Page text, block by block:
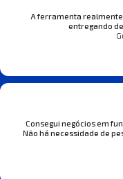
A ferramenta
entregando
Consegui negócios em
Não há necessidade de